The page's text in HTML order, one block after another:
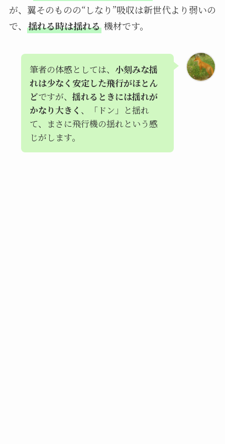
が、翼そのものの“しなり”吸収は新世代より弱いの
で、 揺れる時は揺れる機材です。
筆者の体感としては、 小刻みな揺
れは少なく安定した飛行がほとん
どですが、 揺れるときには揺れが
かなり大きく 、「ドン」と揺れ
て、まさに飛行機の揺れという感
じがします。